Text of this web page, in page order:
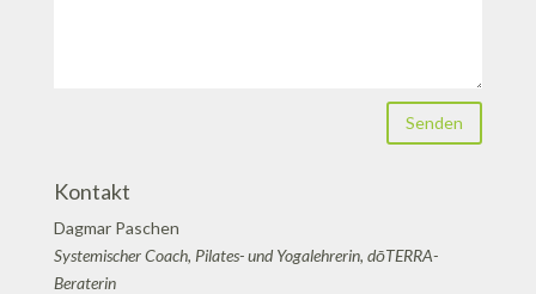
Senden
Kontakt
Dagmar Paschen
Systemischer Coach, Pilates- und Yogalehrerin, dōTERRA-
Beraterin